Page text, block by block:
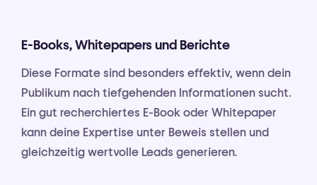
E-Books, Whitepapers und Berichte
Diese Formate sind besonders effektiv, wenn dein
Publikum nach tiefgehenden Informationen sucht.
Ein gut recherchiertes E-Book oder Whitepaper
kann deine Expertise unter Beweis stellen und
gleichzeitig wertvolle Leads generieren.